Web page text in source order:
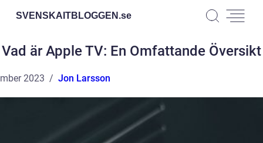
SVENSKAITBLOGGEN.se
Vad är Apple TV: En Omfattande Översikt
2023 Jon Larsson